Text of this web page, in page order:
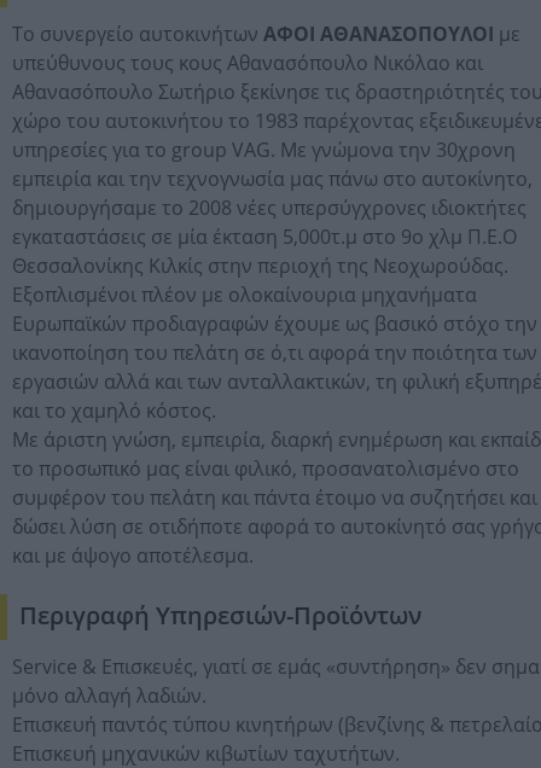
Το συνεργείο αυτοκινήτων ΑΦΟΙ ΑΘΑΝΑΣΟΠΟΥΛΟΙ με
υπεύθυνους τους κους Αθανασόπουλο Νικόλαο και
Αθανασόπουλο Σωτήριο ξεκίνησε τις δραστηριότητές
χώρο του αυτοκινήτου το 1983 παρέχοντας
υπηρεσίες για το group VAG. Με γνώμονα την 30χρονη
εμπειρία και την τεχνογνωσία μας πάνω στο αυτοκίνητο,
δημιουργήσαμε το 2008 νέες υπερσύγχρονες ιδιοκτήτες
εγκαταστάσεις σε μία έκταση 5,000τ.μ στο 9ο χλμ Π.Ε.Ο
Θεσσαλονίκης Κιλκίς στην περιοχή της Νεοχωρούδας.
Εξοπλισμένοι πλέον με ολοκαίνουρια μηχανήματα
Ευρωπαϊκών προδιαγραφών έχουμε ως βασικό στόχο την
ικανοποίηση του πελάτη σε ό,τι αφορά την ποιότητα των
εργασιών αλλά και των ανταλλακτικών, τη φιλική
και το χαμηλό κόστος.
Με άριστη γνώση, εμπειρία, διαρκή ενημέρωση και
το προσωπικό μας είναι φιλικό, προσανατολισμένο στο
συμφέρον του πελάτη και πάντα έτοιμο να συζητήσει
δώσει λύση σε οτιδήποτε αφορά το αυτοκίνητό σας
και με άψογο αποτέλεσμα.
Περιγραφή Υπηρεσιών-Προϊόντων
Service & Επισκευές, γιατί σε εμάς «συντήρηση» δεν
μόνο αλλαγή λαδιών.
Επισκευή παντός τύπου κινητήρων (βενζίνης &
Επισκευή μηχανικών κιβωτίων ταχυτήτων.